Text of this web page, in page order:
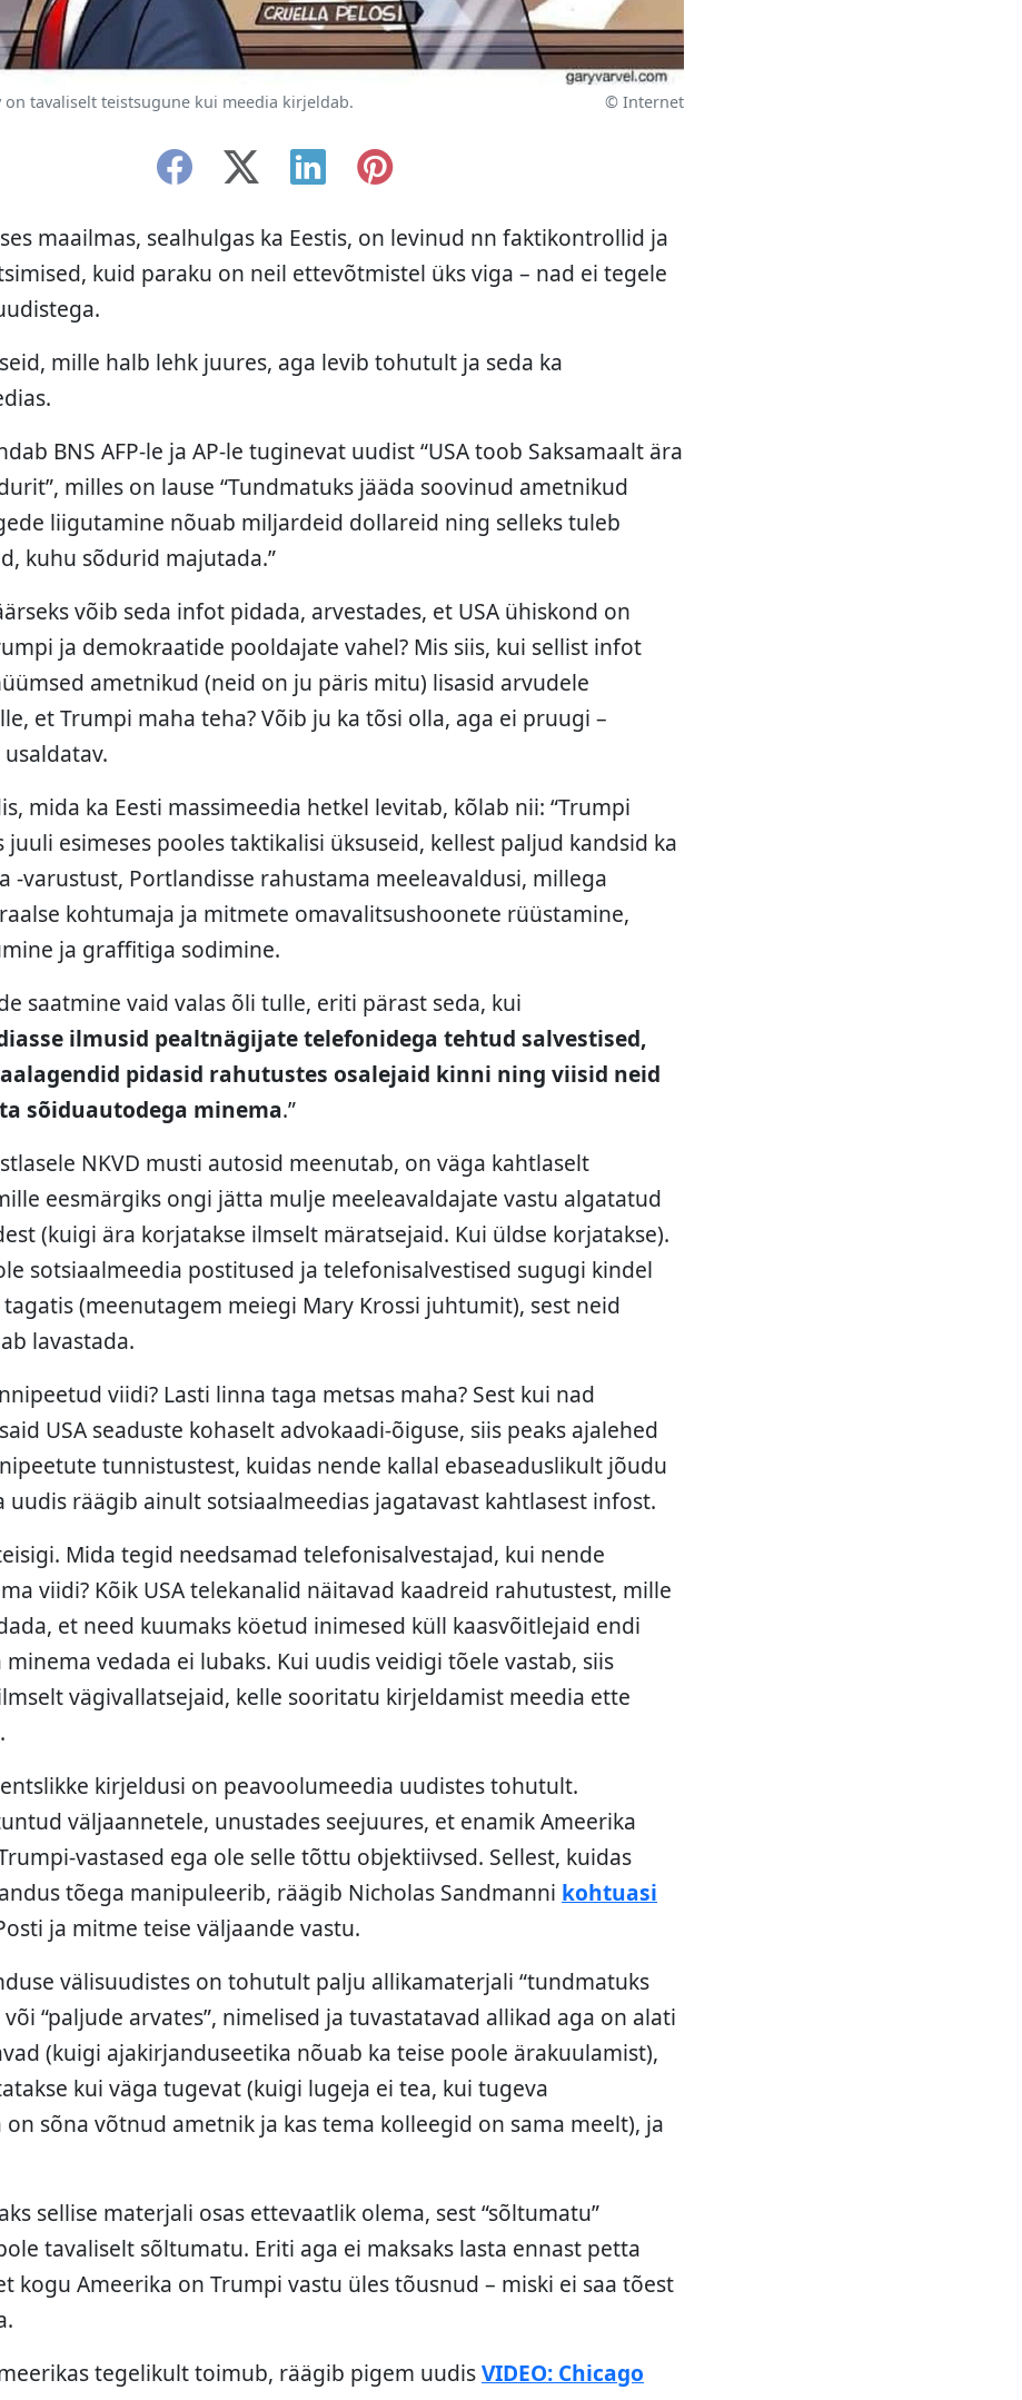
on tavaliselt teistsugune kui meedia kirjeldab. © Internet
maailmas, sealhulgas ka Eestis, on levinud nn faktikontrollid ja
kuid paraku on neil ettevõtmistel üks viga – nad ei tegele
mille halb lehk juures, aga levib tohutult ja seda ka
BNS AFP-le ja AP-le tuginevat uudist “USA toob Saksamaalt ära
milles on lause “Tundmatuks jääda soovinud ametnikud
liigutamine nõuab miljardeid dollareid ning selleks tuleb
kuhu sõdurid majutada.”
võib seda infot pidada, arvestades, et USA ühiskond on
ja demokraatide pooldajate vahel? Mis siis, kui sellist infot
ametnikud (neid on ju päris mitu) lisasid arvudele
et Trumpi maha teha? Võib ju ka tõsi olla, aga ei pruugi –
mida ka Eesti massimeedia hetkel levitab, kõlab nii: “Trumpi
juuli esimeses pooles taktikalisi üksuseid, kellest paljud kandsid ka
-varustust, Portlandisse rahustama meeleavaldusi, millega
kohtumaja ja mitmete omavalitsushoonete rüüstamine,
ja graffitiga sodimine.
saatmine vaid valas õli tulle, eriti pärast seda, kui
ilmusid pealtnägijate telefonidega tehtud salvestised,
pidasid rahutustes osalejaid kinni ning viisid neid
sõiduautodega minema.”
NKVD musti autosid meenutab, on väga kahtlaselt
eesmärgiks ongi jätta mulje meeleavaldajate vastu algatatud
(kuigi ära korjatakse ilmselt märatsejaid. Kui üldse korjatakse).
sotsiaalmeedia postitused ja telefonisalvestised sugugi kindel
(meenutagem meiegi Mary Krossi juhtumit), sest neid
lavastada.
viidi? Lasti linna taga metsas maha? Sest kui nad
USA seaduste kohaselt advokaadi-õiguse, siis peaks ajalehed
tunnistustest, kuidas nende kallal ebaseaduslikult jõudu
uudis räägib ainult sotsiaalmeedias jagatavast kahtlasest infost.
Mida tegid needsamad telefonisalvestajad, kui nende
viidi? Kõik USA telekanalid näitavad kaadreid rahutustest, mille
et need kuumaks köetud inimesed küll kaasvõitlejaid endi
minema vedada ei lubaks. Kui uudis veidigi tõele vastab, siis
vägivallatsejaid, kelle sooritatu kirjeldamist meedia ette
kirjeldusi on peavoolumeedia uudistes tohutult.
väljaannetele, unustades seejuures, et enamik Ameerika
vastased ega ole selle tõttu objektiivsed. Sellest, kuidas
tõega manipuleerib, räägib Nicholas Sandmanni kohtuasi
ja mitme teise väljaande vastu.
välisuudistes on tohutult palju allikamaterjali “tundmatuks
või “paljude arvates”, nimelised ja tuvastatavad allikad aga on alati
(kuigi ajakirjanduseetika nõuab ka teise poole ärakuulamist),
kui väga tugevat (kuigi lugeja ei tea, kui tugeva
sõna võtnud ametnik ja kas tema kolleegid on sama meelt), ja
sellise materjali osas ettevaatlik olema, sest “sõltumatu”
tavaliselt sõltumatu. Eriti aga ei maksaks lasta ennast petta
kogu Ameerika on Trumpi vastu üles tõusnud – miski ei saa tõest
tegelikult toimub, räägib pigem uudisVIDEO: Chicago